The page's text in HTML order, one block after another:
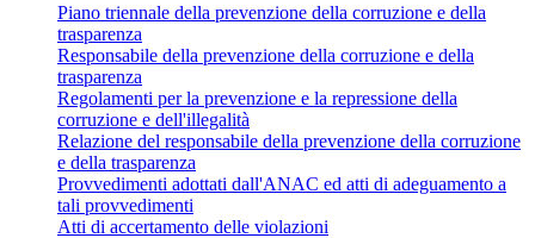
Piano triennale della prevenzione della corruzione e della
trasparenza
Responsabile della prevenzione della corruzione e della
trasparenza
Regolamenti per la prevenzione e la repressione della
corruzione e dell'illegalità
Relazione del responsabile della prevenzione della corruzione
e della trasparenza
Provvedimenti adottati dall'ANAC ed atti di adeguamento a
tali provvedimenti
Atti di accertamento delle violazioni